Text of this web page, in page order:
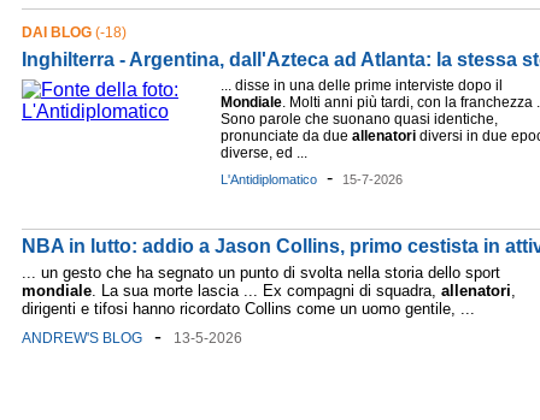
DAI BLOG (-18)
Inghilterra - Argentina, dall'Azteca ad Atlanta: la stessa
... disse in una delle prime interviste dopo il
Mondiale. Molti anni più tardi, con la franchezza
Sono parole che suonano quasi identiche,
pronunciate da due allenatori diversi in due
diverse, ed ...
L'Antidiplomatico - 15-7-2026
NBA in lutto: addio a Jason Collins, primo cestista in
... un gesto che ha segnato un punto di svolta nella storia dello sport
mondiale. La sua morte lascia ... Ex compagni di squadra, allenatori,
dirigenti e tifosi hanno ricordato Collins come un uomo gentile, ...
ANDREW'S BLOG - 13-5-2026